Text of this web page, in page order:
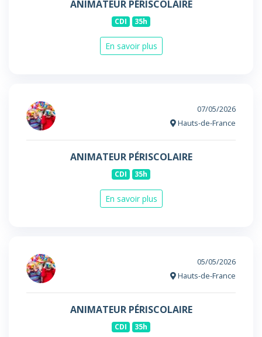
ANIMATEUR PÉRISCOLAIRE
CDI 35h
En savoir plus
07/05/2026
Hauts-de-France
ANIMATEUR PÉRISCOLAIRE
CDI 35h
En savoir plus
05/05/2026
Hauts-de-France
ANIMATEUR PÉRISCOLAIRE
CDI 35h